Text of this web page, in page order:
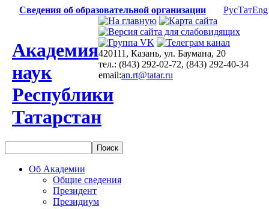
Сведения об образовательной организации РусТатEng
Академия
наук
Республики
Татарстан
420111, Казань, ул. Баумана, 20
тел.: (843) 292-02-72, (843) 292-40-34
email:an.rt@tatar.ru
Об Академии
Общие сведения
Президент
Президиум